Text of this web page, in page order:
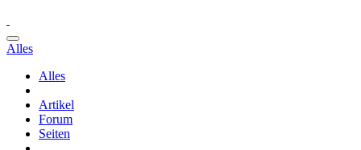
Alles
Alles
Artikel
Forum
Seiten